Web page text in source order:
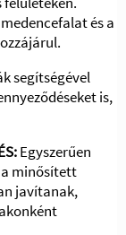
és a
segítségével
is,
Egyszerűen
a minősített
javítanak,